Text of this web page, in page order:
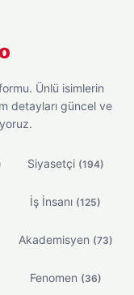
Ünlü isimlerin
detayları güncel ve
Siyasetçi (194)
İş İnsanı (125)
Akademisyen (73)
Fenomen (36)